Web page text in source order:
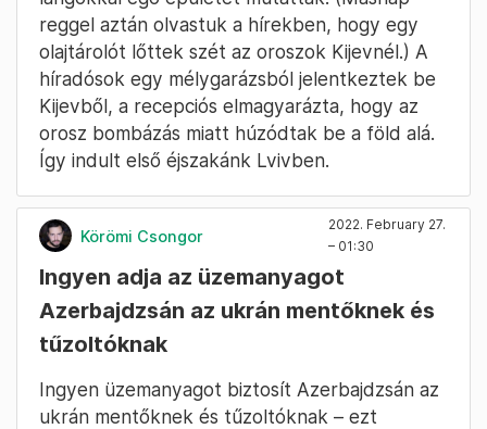
kézzelfogható jeleit a háborúnak. Azért
jöttünk Lvivbe, mert a hírek szerint sokan a
városon keresztül hagyják el Ukrajnát,
elsősorban Lengyelország felé menekülnek.
Az elmúlt napokban az ukrán-magyar határról,
Beregsuránybólés Záhonyból
A szállásunkon épp a híradó ment, amikor
megérkeztünk, percekig egy hatalmas
lángokkal égő épületet mutattak. (Másnap
reggel aztán olvastuk a hírekben, hogy egy
olajtárolót lőttek szét az oroszok Kijevnél.) A
híradósok egy mélygarázsból jelentkeztek be
orosz bombázás miatt húzódtak be a föld alá.
Így indult első éjszakánk Lvivben.